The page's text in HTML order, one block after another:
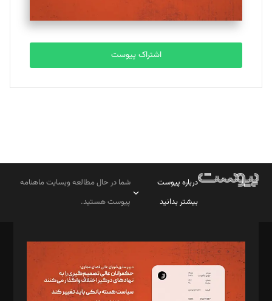
اشتراک پیوست
درباره پیوست
بیشتر بدانید
شما در حال مطالعه وبسایت ماهنامه
پیوست هستید.
مدیر مسئول: محمدباقر اثنی‌عشری
سردبیر: مهرک محمودی
دبیر تحریریه: میثم قاسمی